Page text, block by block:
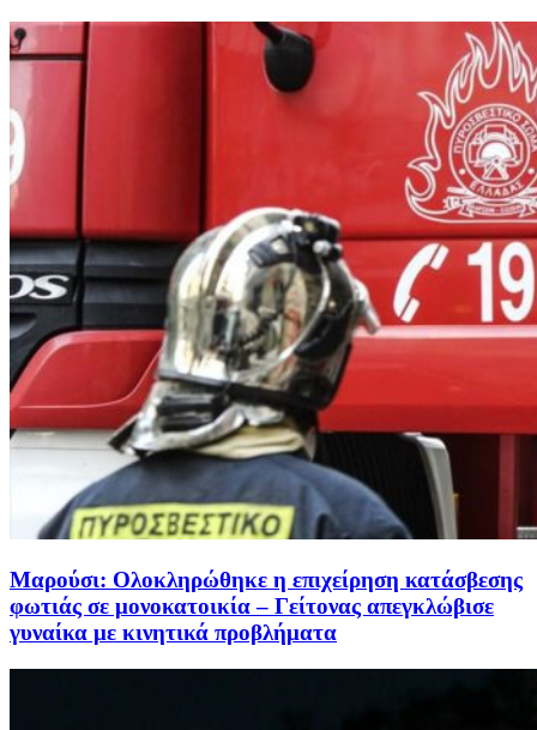
Μαρούσι: Ολοκληρώθηκε η επιχείρηση κατάσβεσης
φωτιάς σε μονοκατοικία – Γείτονας απεγκλώβισε
γυναίκα με κινητικά προβλήματα